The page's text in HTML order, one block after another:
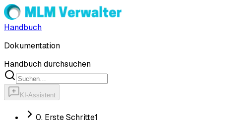
Handbuch
Dokumentation
Handbuch durchsuchen
KI-Assistent
0. Erste Schritte1